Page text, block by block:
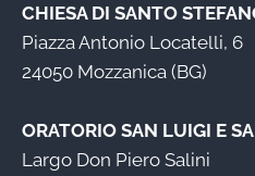
CHIESA DI SANTO
Piazza Antonio Locatelli, 6
24050 Mozzanica (BG)
ORATORIO SAN LUIGI E
Largo Don Piero Salini